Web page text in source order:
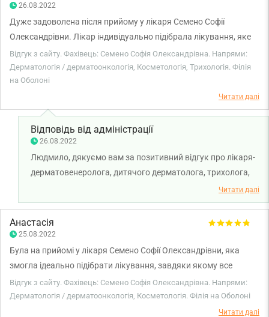
26.08.2022
Дуже задоволена після прийому у лікаря Семено Софії
Олександрівни. Лікар індивідуально підібрала лікування, яке
допомогло за тиждень. Надала необхідний супровід під час
лікування. Це дійсно професіонал своєї справи, чудова
людина, все чітко і зрозуміло пояснює, на всі запитання дає
зрозумілі відповіді. Дякую вам, Софіє Олександрівно! Ви
чудовий лікар!
Відгук з сайту. Фахівець: Семено Софія Олександрівна. Напрями:
Дерматологія / дерматоонкологія, Косметологія, Трихологія. Філія
на Оболоні
Читати далі
Відповідь від адміністрації
26.08.2022
Людмило, дякуємо вам за позитивний відгук про лікаря-
дерматовенеролога, дитячого дерматолога, трихолога,
косметолога Семено Софію Олександрівну. Бажаємо
міцного здоров'я та всього найкращого!
Читати далі
Анастасія
25.08.2022
Була на прийомі у лікаря Семено Софії Олександрівни, яка
змогла ідеально підібрати лікування, завдяки якому все
вилікували. Вона чудовий спеціаліст, який знає свою справу.
Дуже привітна та весела. Дякую за чудову допомогу у
Відгук з сайту. Фахівець: Семено Софія Олександрівна. Напрями:
Дерматологія / дерматоонкологія, Косметологія. Філія на Оболоні
Читати далі